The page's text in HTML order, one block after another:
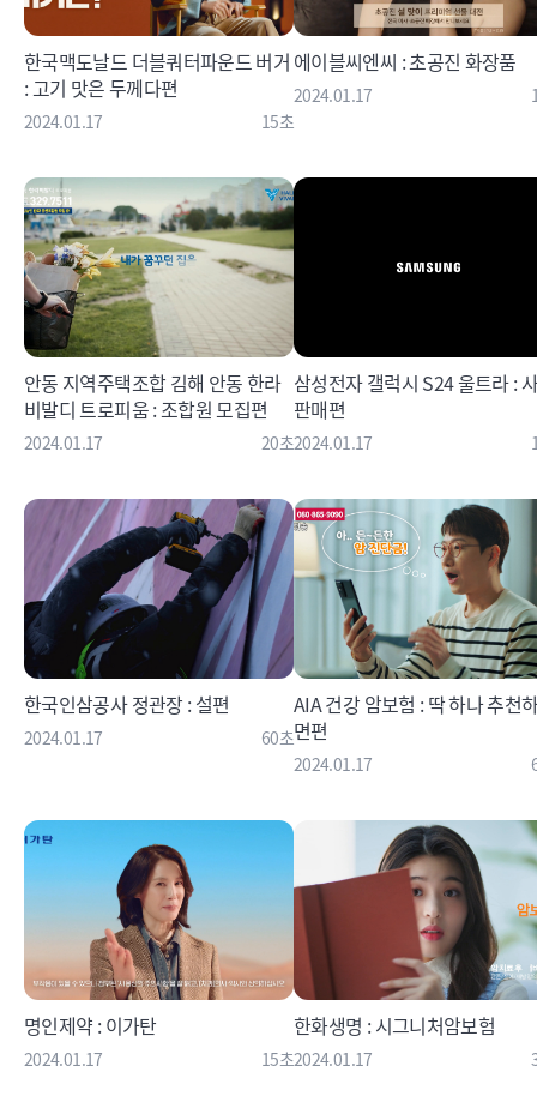
한국맥도날드 더블쿼터파운드 버거
: 고기 맛은 두께다편
2024.01.17 15초
에이블씨엔씨 : 초공진 화장품
2024.01.17
안동 지역주택조합 김해 안동 한라
비발디 트로피움 : 조합원 모집편
2024.01.17 20초
삼성전자 갤럭시 S24 울트라 :
판매편
2024.01.17
한국인삼공사 정관장 : 설편
2024.01.17 60초
AIA 건강 암보험 : 딱 하나 추천
면편
2024.01.17
명인제약 : 이가탄
2024.01.17 15초
한화생명 : 시그니처암보험
2024.01.17